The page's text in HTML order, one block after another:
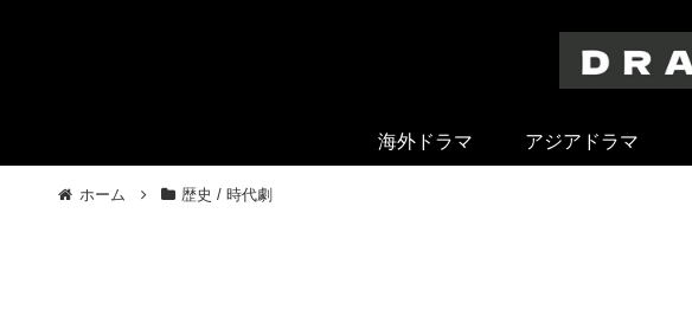
海外ドラマ アジアドラマ
ホーム 歴史 / 時代劇